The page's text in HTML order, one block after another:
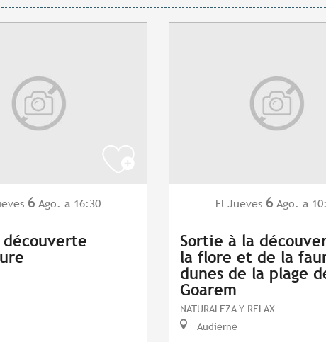
6 Ago. a 16:30 El Jueves 6 Ago. a
Sortie à la
la flore et de la
dunes de la plage
Goarem
NATURALEZA Y RELAX
Audierne